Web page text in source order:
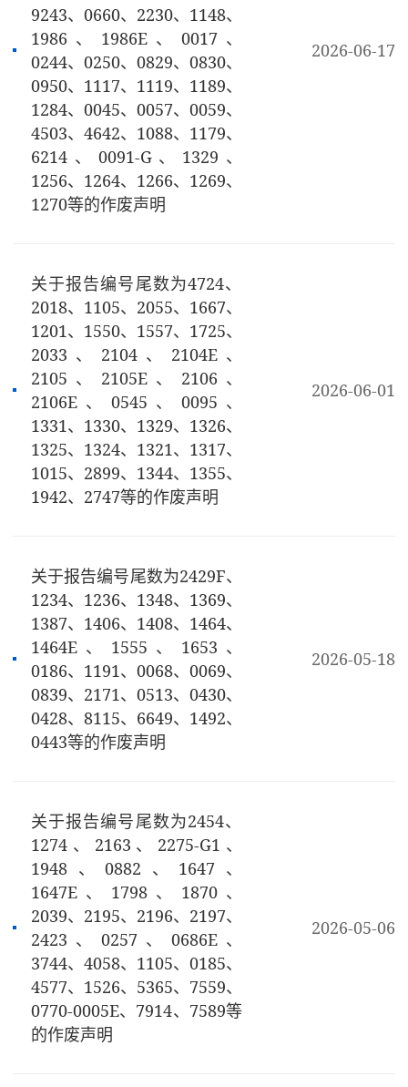
9243、0660、2230、1148、
1986、1986E、0017、
0244、0250、0829、0830、
0950、1117、1119、1189、
1284、0045、0057、0059、
4503、4642、1088、1179、
6214、0091-G、1329、
1256、1264、1266、1269、
1270等的作废声明
2026-06-17
关于报告编号尾数为4724、
2018、1105、2055、1667、
1201、1550、1557、1725、
2033、2104、2104E、
2105、2105E、2106、
2106E、0545、0095、
1331、1330、1329、1326、
1325、1324、1321、1317、
1015、2899、1344、1355、
1942、2747等的作废声明
2026-06-01
关于报告编号尾数为2429F、
1234、1236、1348、1369、
1387、1406、1408、1464、
1464E、1555、1653、
0186、1191、0068、0069、
0839、2171、0513、0430、
0428、8115、6649、1492、
0443等的作废声明
2026-05-18
关于报告编号尾数为2454、
1274、2163、2275-G1、
1948、0882、1647、
1647E、1798、1870、
2039、2195、2196、2197、
2423、0257、0686E、
3744、4058、1105、0185、
4577、1526、5365、7559、
0770-0005E、7914、7589等
的作废声明
2026-05-06